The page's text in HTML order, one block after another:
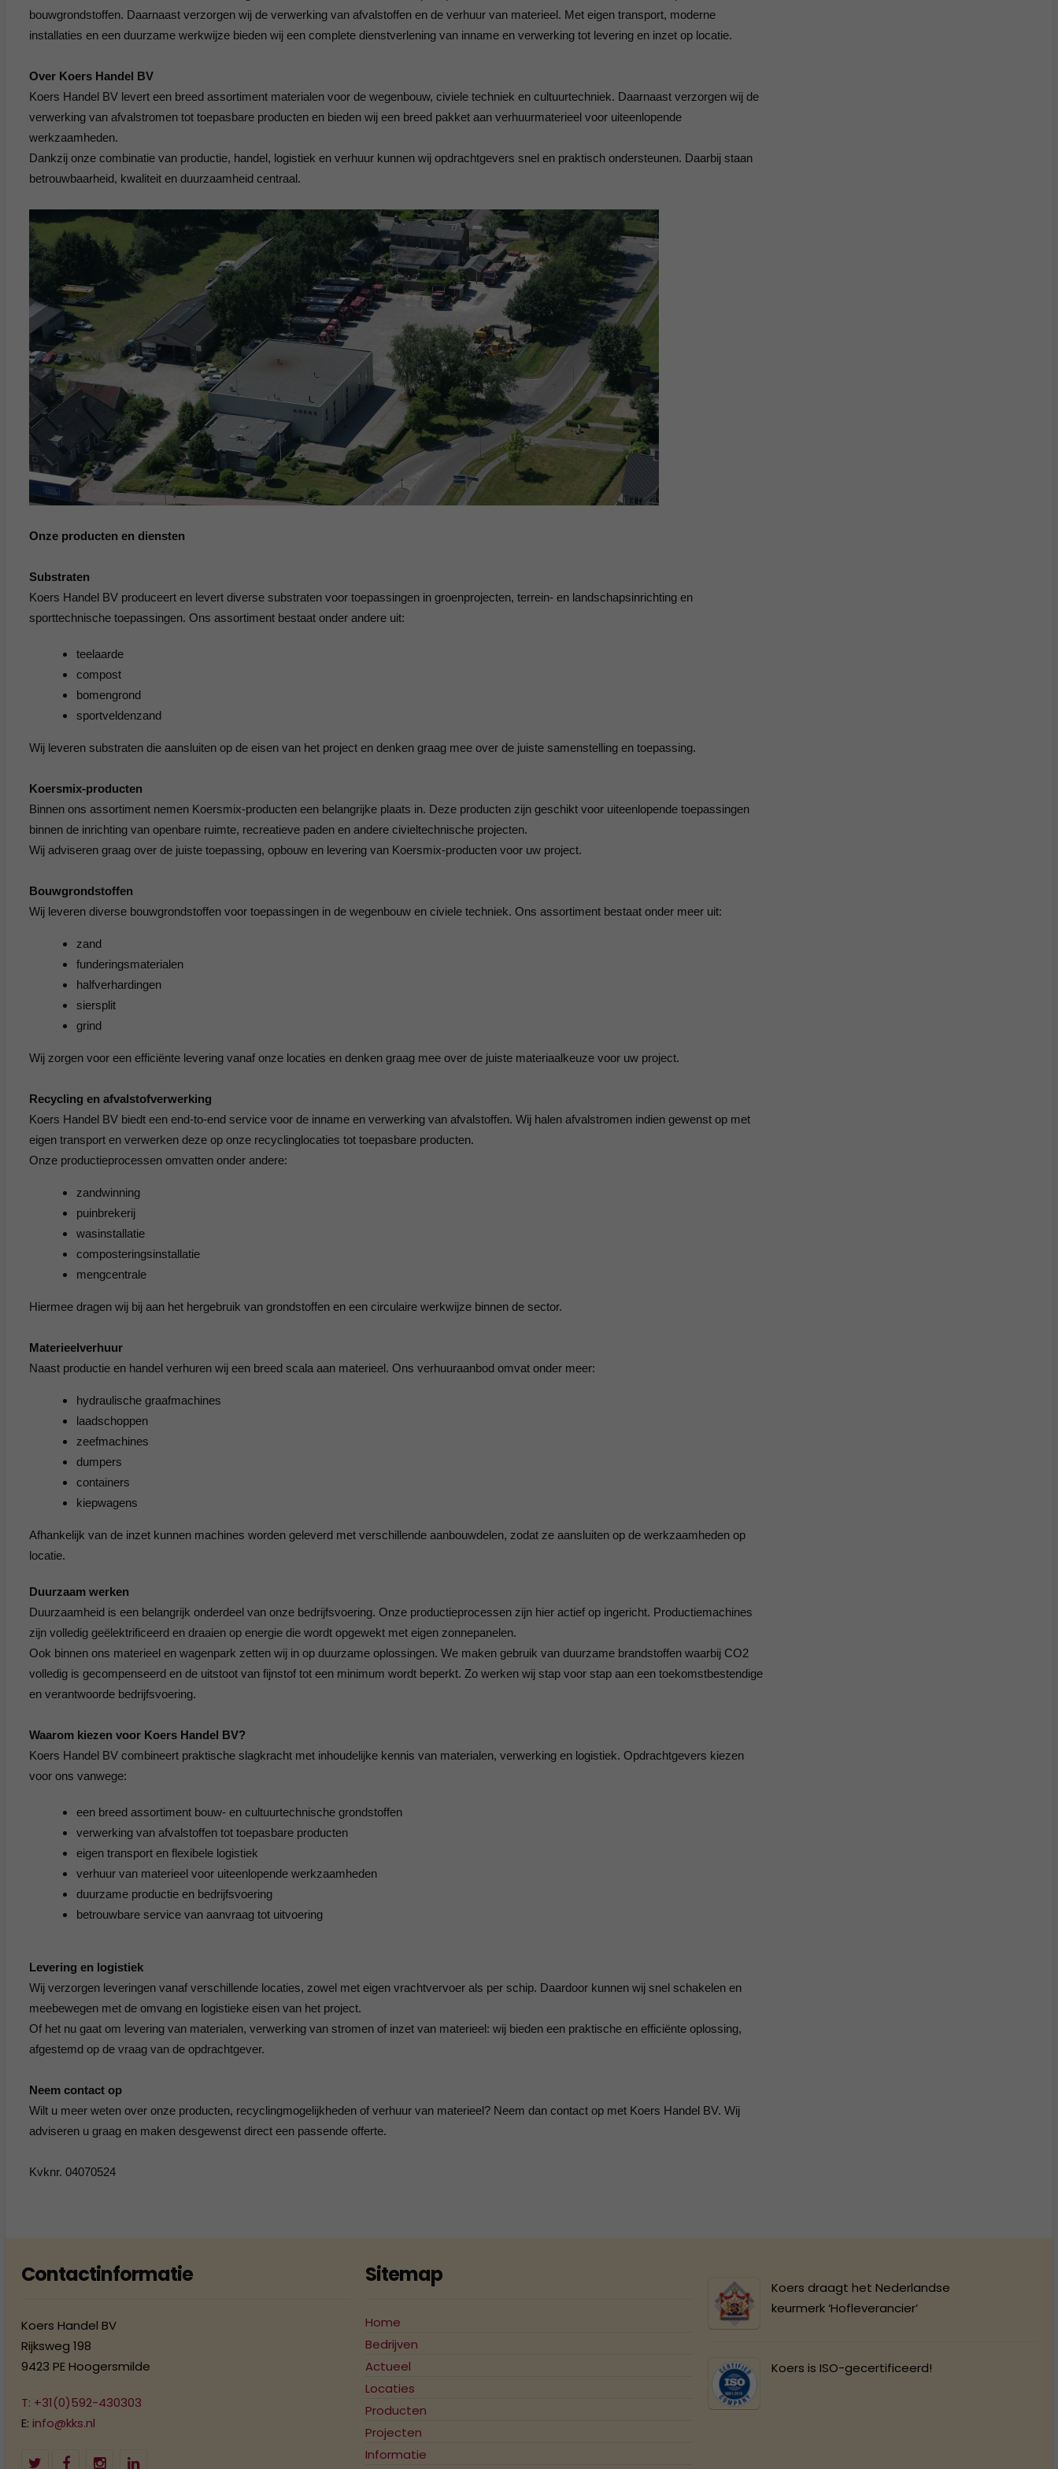
2018
2015
2011
2010
2009
2008
2007
2006
2005
2004
ISO 9001 Certificaat - K.K.S.
bouwgrondstoffen. Daarnaast verzorgen wij de verwerking van afvalstoffen en de verhuur van materieel. Met eigen transport, moderne
installaties en een duurzame werkwijze bieden wij een complete dienstverlening van inname en verwerking tot levering en inzet op locatie.
Over Koers Handel BV
Koers Handel BV levert een breed assortiment materialen voor de wegenbouw, civiele techniek en cultuurtechniek. Daarnaast verzorgen wij de
verwerking van afvalstromen tot toepasbare producten en bieden wij een breed pakket aan verhuurmaterieel voor uiteenlopende
werkzaamheden.
Dankzij onze combinatie van productie, handel, logistiek en verhuur kunnen wij opdrachtgevers snel en praktisch ondersteunen. Daarbij staan
betrouwbaarheid, kwaliteit en duurzaamheid centraal.
Onze producten en diensten
Substraten
Koers Handel BV produceert en levert diverse substraten voor toepassingen in groenprojecten, terrein- en landschapsinrichting en
sporttechnische toepassingen. Ons assortiment bestaat onder andere uit:
teelaarde
compost
bomengrond
sportveldenzand
Wij leveren substraten die aansluiten op de eisen van het project en denken graag mee over de juiste samenstelling en toepassing.
Koersmix-producten
Binnen ons assortiment nemen Koersmix-producten een belangrijke plaats in. Deze producten zijn geschikt voor uiteenlopende toepassingen
binnen de inrichting van openbare ruimte, recreatieve paden en andere civieltechnische projecten.
Wij adviseren graag over de juiste toepassing, opbouw en levering van Koersmix-producten voor uw project.
Bouwgrondstoffen
Wij leveren diverse bouwgrondstoffen voor toepassingen in de wegenbouw en civiele techniek. Ons assortiment bestaat onder meer uit:
zand
funderingsmaterialen
halfverhardingen
siersplit
grind
Wij zorgen voor een efficiënte levering vanaf onze locaties en denken graag mee over de juiste materiaalkeuze voor uw project.
Recycling en afvalstofverwerking
Koers Handel BV biedt een end-to-end service voor de inname en verwerking van afvalstoffen. Wij halen afvalstromen indien gewenst op met
eigen transport en verwerken deze op onze recyclinglocaties tot toepasbare producten.
Onze productieprocessen omvatten onder andere:
zandwinning
puinbrekerij
wasinstallatie
composteringsinstallatie
mengcentrale
Hiermee dragen wij bij aan het hergebruik van grondstoffen en een circulaire werkwijze binnen de sector.
Materieelverhuur
Naast productie en handel verhuren wij een breed scala aan materieel. Ons verhuuraanbod omvat onder meer:
hydraulische graafmachines
laadschoppen
zeefmachines
dumpers
containers
kiepwagens
Afhankelijk van de inzet kunnen machines worden geleverd met verschillende aanbouwdelen, zodat ze aansluiten op de werkzaamheden op
locatie.
Duurzaam werken
Duurzaamheid is een belangrijk onderdeel van onze bedrijfsvoering. Onze productieprocessen zijn hier actief op ingericht. Productiemachines
zijn volledig geëlektrificeerd en draaien op energie die wordt opgewekt met eigen zonnepanelen.
Ook binnen ons materieel en wagenpark zetten wij in op duurzame oplossingen. We maken gebruik van duurzame brandstoffen waarbij CO2
volledig is gecompenseerd en de uitstoot van fijnstof tot een minimum wordt beperkt. Zo werken wij stap voor stap aan een toekomstbestendige
en verantwoorde bedrijfsvoering.
Waarom kiezen voor Koers Handel BV?
Koers Handel BV combineert praktische slagkracht met inhoudelijke kennis van materialen, verwerking en logistiek. Opdrachtgevers kiezen
voor ons vanwege:
een breed assortiment bouw- en cultuurtechnische grondstoffen
verwerking van afvalstoffen tot toepasbare producten
eigen transport en flexibele logistiek
verhuur van materieel voor uiteenlopende werkzaamheden
duurzame productie en bedrijfsvoering
betrouwbare service van aanvraag tot uitvoering
Levering en logistiek
Wij verzorgen leveringen vanaf verschillende locaties, zowel met eigen vrachtvervoer als per schip. Daardoor kunnen wij snel schakelen en
meebewegen met de omvang en logistieke eisen van het project.
Of het nu gaat om levering van materialen, verwerking van stromen of inzet van materieel: wij bieden een praktische en efficiënte oplossing,
afgestemd op de vraag van de opdrachtgever.
Neem contact op
Wilt u meer weten over onze producten, recyclingmogelijkheden of verhuur van materieel? Neem dan contact op met Koers Handel BV. Wij
adviseren u graag en maken desgewenst direct een passende offerte.
Kvknr. 04070524
Contactinformatie
Koers Handel BV
Rijksweg 198
9423 PE Hoogersmilde
T: +31(0)592-430303
E: info@kks.nl
Sitemap
Home
Bedrijven
Actueel
Locaties
Producten
Projecten
Informatie
Koers draagt het Nederlandse
keurmerk ‘Hofleverancier’
Koers is ISO-gecertificeerd!